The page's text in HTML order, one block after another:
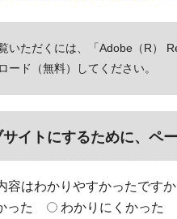
いただくには、「Adobe（R）
ード（無料）してください。
イトにするために、ペ
容はわかりやすかったですか
った
わかりにくかった